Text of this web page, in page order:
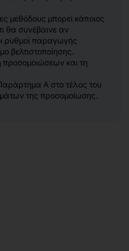
μεθόδους μπορεί κάποιος
θα συνέβαινε αν
ρυθμοί παραγωγής
βελτιστοποίησης.
προσομοιώσεων και τη
Α στο τέλος του
της προσομοίωσης.